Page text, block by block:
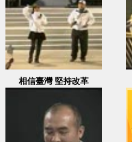
相信臺灣 堅持改革
(一)-2003.12.14 地點：
臺南縣